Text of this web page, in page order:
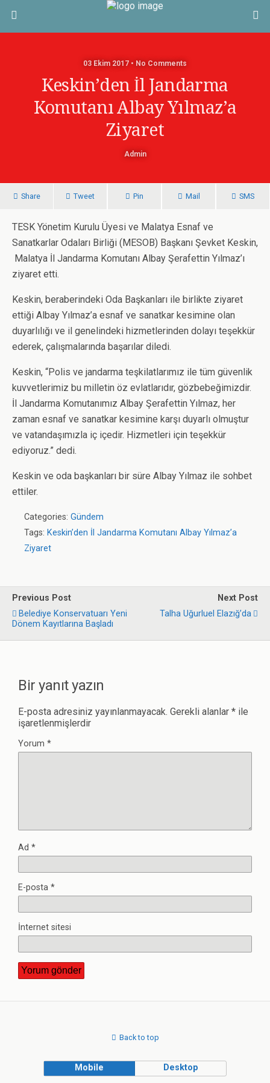
03 Ekim 2017 • No Comments
Keskin’den İl Jandarma
Komutanı Albay Yılmaz’a
Ziyaret
Admin
Share Tweet Pin Mail SMS
TESK Yönetim Kurulu Üyesi ve Malatya Esnaf ve
Sanatkarlar Odaları Birliği (MESOB) Başkanı Şevket Keskin,
Malatya İl Jandarma Komutanı Albay Şerafettin Yılmaz’ı
ziyaret etti.
Keskin, beraberindeki Oda Başkanları ile birlikte ziyaret
ettiği Albay Yılmaz’a esnaf ve sanatkar kesimine olan
duyarlılığı ve il genelindeki hizmetlerinden dolayı teşekkür
ederek, çalışmalarında başarılar diledi.
Keskin, “Polis ve jandarma teşkilatlarımız ile tüm güvenlik
kuvvetlerimiz bu milletin öz evlatlarıdır, gözbebeğimizdir.
İl Jandarma Komutanımız Albay Şerafettin Yılmaz, her
zaman esnaf ve sanatkar kesimine karşı duyarlı olmuştur
ve vatandaşımızla iç içedir. Hizmetleri için teşekkür
ediyoruz.” dedi.
Keskin ve oda başkanları bir süre Albay Yılmaz ile sohbet
ettiler.
Categories: Gündem
Tags: Keskin’den İl Jandarma Komutanı Albay Yılmaz’a
Ziyaret
Previous Post
Belediye Konservatuarı Yeni
Dönem Kayıtlarına Başladı
Next Post
Talha Uğurluel Elazığ’da
Bir yanıt yazın
E-posta adresiniz yayınlanmayacak. Gerekli alanlar * ile
işaretlenmişlerdir
Yorum *
Ad *
E-posta *
İnternet sitesi
Back to top
Mobile Desktop